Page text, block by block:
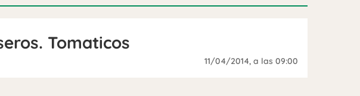
Tomaticos
11/04/2014, a las 09:00